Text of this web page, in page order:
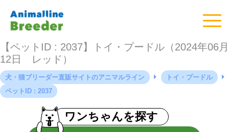
【ペットID : 2037】トイ・プードル（2024年06月
12日 レッド）
犬・猫ブリーダー直販サイトのアニマルライン
トイ・プードル
ペットID : 2037
ワンちゃんを探す